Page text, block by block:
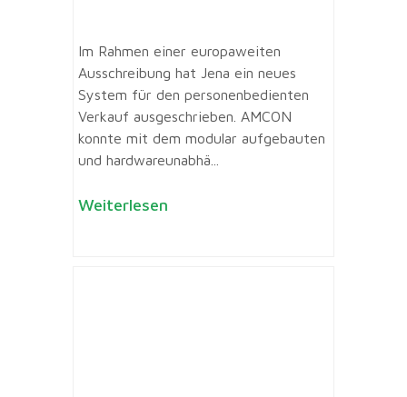
Im Rahmen einer europaweiten
Ausschreibung hat Jena ein neues
System für den personenbedienten
Verkauf ausgeschrieben. AMCON
konnte mit dem modular aufgebauten
und hardwareunabhä...
Weiterlesen